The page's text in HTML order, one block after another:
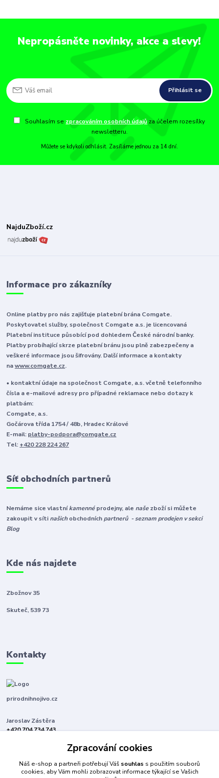
Nepropásněte novinky, akce a slevy!
Přihlásit se
Souhlasím se zpracováním osobních údajů za účelem rozesílky
newsletteru.
Můžete se kdykoli odhlásit. Zasíláme jednou za 14 dní.
NajduZboží.cz
Informace pro zákazníky
Online platby pro nás zajišťuje platební brána Comgate.
Poskytovatel služby, společnost Comgate a.s. je licencovaná
Platební instituce působící pod dohledem České národní banky.
Platby probíhající skrze platební bránu jsou plně zabezpečeny a
veškeré informace jsou šifrovány. Další informace a kontakty
nawww.comgate.cz.
• kontaktní údaje na společnost Comgate, a.s. včetně telefonního
čísla a e-mailové adresy pro případné reklamace nebo dotazy k
platbám:
Comgate, a.s.
Gočárova třída 1754 / 48b, Hradec Králové
E-mail: platby-podpora@comgate.cz
Tel: +420 228 224 267
Síť obchodních partnerů
Nemáme sice vlastníkamennéprodejny, ale naše zboží si můžete
zakoupit v síti našichobchodníchpartnerů - seznam prodejen v sekci
Blog
Kde nás najdete
Zbožnov 35
Skuteč, 539 73
Kontakty
prirodnihnojivo.cz
Jaroslav Zástěra
+420 704 734 743
Zpracování cookies
Náš e-shop a partneři potřebují Váš souhlas s použitím souborů
cookies, aby Vám mohli zobrazovat informace týkající se Vašich